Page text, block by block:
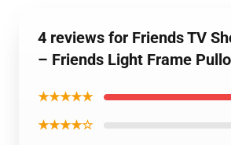
4 reviews for Friends TV
– Friends Light Frame
★★★★★
★★★★☆